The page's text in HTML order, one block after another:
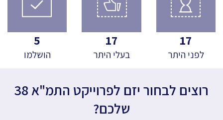
17
לפני היתר
17
בעלי היתר
5
הושלמו
רוצים לבחור יזם לפרוייקט התמ"א 38
שלכם?